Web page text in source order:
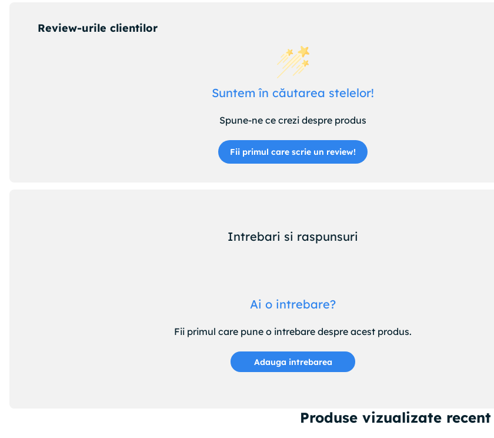
Review-urile clientilor
Suntem în căutarea stelelor!
Spune-ne ce crezi despre produs
Fii primul care scrie un review!
Intrebari si raspunsuri
Ai o intrebare?
Fii primul care pune o intrebare despre acest produs.
Adauga intrebarea
Produse vizualizate recent